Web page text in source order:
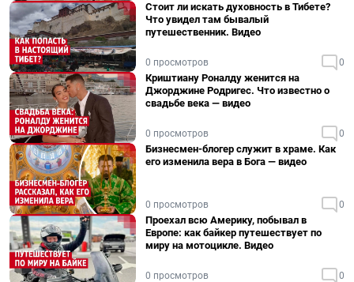
Стоит ли искать духовность в Тибете?
Что увидел там бывалый
путешественник. Видео
0 просмотров 0
Криштиану Роналду женится на
Джорджине Родригес. Что известно о
свадьбе века — видео
0 просмотров 0
Бизнесмен-блогер служит в храме. Как
его изменила вера в Бога — видео
0 просмотров 0
Проехал всю Америку, побывал в
Европе: как байкер путешествует по
миру на мотоцикле. Видео
0 просмотров 0